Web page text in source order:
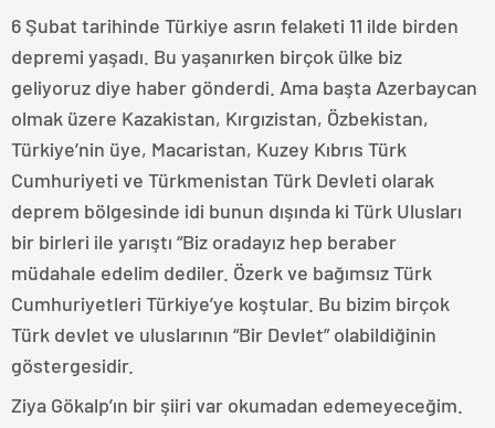
6 Şubat tarihinde Türkiye asrın felaketi 11 ilde birden
depremi yaşadı. Bu yaşanırken birçok ülke biz
geliyoruz diye haber gönderdi. Ama başta Azerbaycan
olmak üzere Kazakistan, Kırgızistan, Özbekistan,
Türkiye’nin üye, Macaristan, Kuzey Kıbrıs Türk
Cumhuriyeti ve Türkmenistan Türk Devleti olarak
deprem bölgesinde idi bunun dışında ki Türk Ulusları
bir birleri ile yarıştı “Biz oradayız hep beraber
müdahale edelim dediler. Özerk ve bağımsız Türk
Cumhuriyetleri Türkiye’ye koştular. Bu bizim birçok
Türk devlet ve uluslarının “Bir Devlet” olabildiğinin
göstergesidir.
Ziya Gökalp’ın bir şiiri var okumadan edemeyeceğim.